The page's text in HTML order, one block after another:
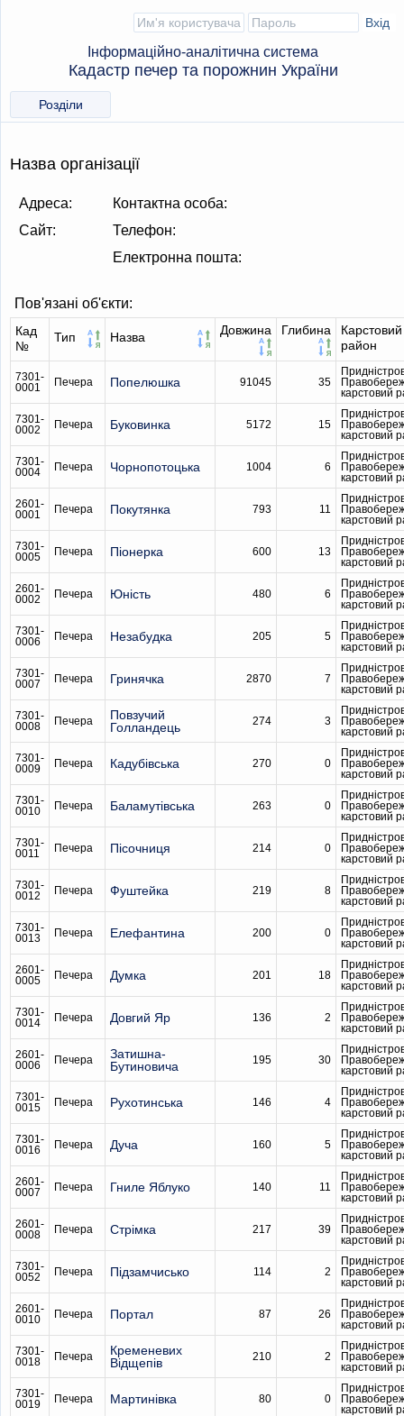
Інформаційно-аналітична система
Кадастр печер та порожнин України
Розділи
Назва організації
Адреса:
Сайт:
Контактна особа:
Телефон:
Електронна пошта:
Пов'язані об'єкти:
Кад
№
Тип Назва Довжина Глибина
Карстовий
район
7301-
0001
Печера Попелюшка 91045 35
карстовий
7301-
0002
Печера Буковинка 5172 15
карстовий
7301-
0004
Печера Чорнопотоцька 1004 6
карстовий
2601-
0001
Печера Покутянка 793 11
карстовий
7301-
0005
Печера Піонерка 600 13
карстовий
2601-
0002
Печера Юність 480 6
карстовий
7301-
0006
Печера Незабудка 205 5
карстовий
7301-
0007
Печера Гринячка 2870 7
карстовий
7301-
0008
Печера
Повзучий
Голландець
274 3
карстовий
7301-
0009
Печера Кадубiвська 270 0
карстовий
7301-
0010
Печера Баламутівська 263 0
карстовий
7301-
0011
Печера Пісочниця 214 0
карстовий
7301-
0012
Печера Фуштейка 219 8
карстовий
7301-
0013
Печера Елефантина 200 0
карстовий
2601-
0005
Печера Думка 201 18
карстовий
7301-
0014
Печера Довгий Яр 136 2
карстовий
2601-
0006
Печера
Затишна-
Бутиновича
195 30
карстовий
7301-
0015
Печера Рухотинська 146 4
карстовий
7301-
0016
Печера Дуча 160 5
карстовий
2601-
0007
Печера Гниле Яблуко 140 11
карстовий
2601-
0008
Печера Стрімка 217 39
карстовий
7301-
0052
Печера Підзамчисько 114 2
карстовий
2601-
0010
Печера Портал 87 26
карстовий
7301-
0018
Печера
Кременевих
Вiдщепiв
210 2
карстовий
7301-
0019
Печера Мартинівка 80 0
карстовий